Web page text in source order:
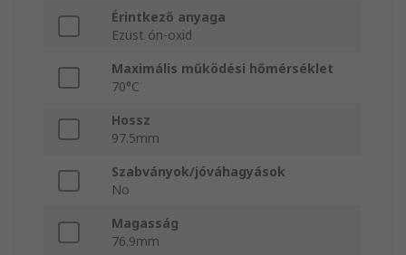
Érintkező anyaga
Ezüst ón-oxid
Maximális működési hőmérséklet
70°C
Hossz
97.5mm
Szabványok/jóváhagyások
No
Magasság
76.9mm